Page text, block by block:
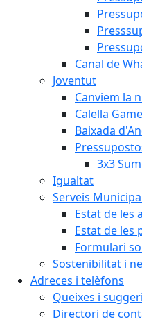
Canal de
Joventut
Canviem la
Calella
Baixada
3x3
Igualtat
Serveis
Estat de les
Estat de les
Formulari
Sostenibilitat i
Adreces i telèfons
Queixes i
Directori de